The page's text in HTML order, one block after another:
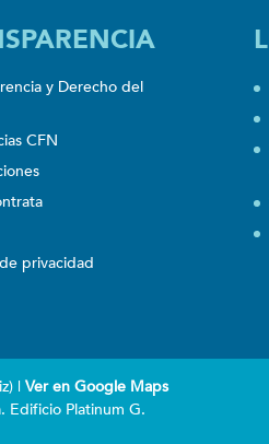
y Derecho del
CFN
privacidad
| Ver en Google Maps
Edificio Platinum G.